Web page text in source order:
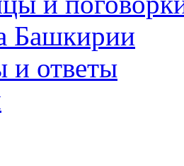
Башкирии
и ответы